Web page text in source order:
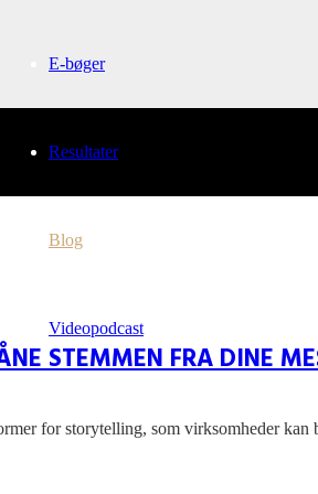
E-bøger
Resultater
Blog
Videopodcast
STEMMEN FRA DINE
for storytelling, som virksomheder